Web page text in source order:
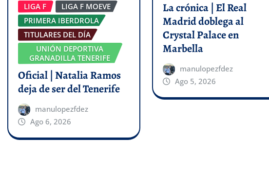
LIGA F
LIGA F MOEVE
PRIMERA IBERDROLA
TITULARES DEL DÍA
UNIÓN DEPORTIVA
GRANADILLA TENERIFE
Oficial | Natalia Ramos
deja de ser del Tenerife
manulopezfdez
Ago 6, 2026
La crónica | El Real
Madrid doblega al
Crystal Palace en
Marbella
manulopezfdez
Ago 5, 2026